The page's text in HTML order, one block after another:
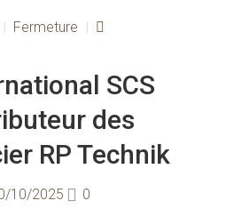
Fermeture
SCS
des